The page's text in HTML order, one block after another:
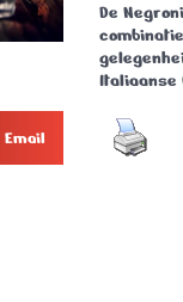
De
Email